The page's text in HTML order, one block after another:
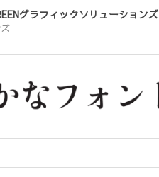
グラフィックソリューションズ